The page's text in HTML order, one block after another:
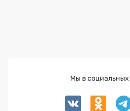
Мы в социальных